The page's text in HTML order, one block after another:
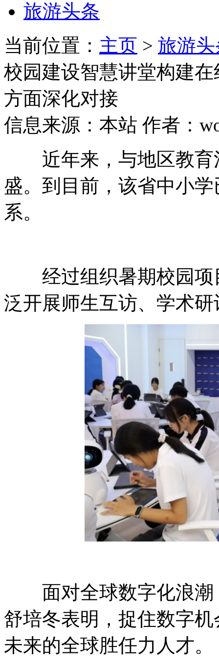
旅游头条
当前位置： 主页 > 旅游
校园建设智慧讲堂构建
方面深化对接
信息来源：本站 作者：
近年来，与地区教育
盛。到目前，该省中小
系。
经过组织暑期校园项
泛开展师生互访、学术
面对全球数字化浪潮
舒培冬表明，捉住数字
未来的全球胜任力人才。